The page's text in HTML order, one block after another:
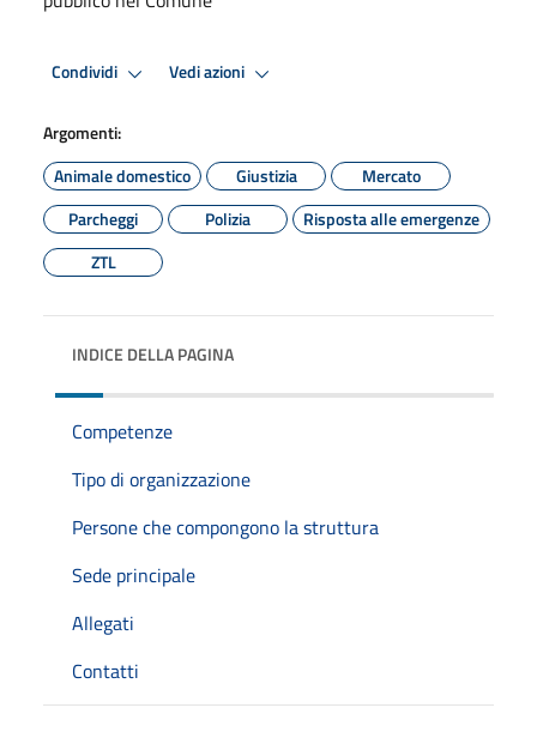
Condividi Vedi azioni
Argomenti:
Animale domestico
Giustizia
Mercato
Parcheggi
Polizia
Risposta alle emergenze
ZTL
INDICE DELLA PAGINA
Competenze
Tipo di organizzazione
Persone che compongono la struttura
Sede principale
Allegati
Contatti